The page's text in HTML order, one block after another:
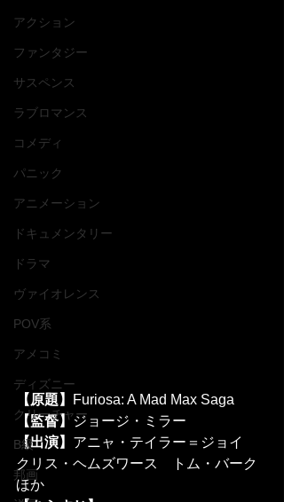
アクション
ファンタジー
サスペンス
ラブロマンス
コメディ
パニック
アニメーション
ドキュメンタリー
ドラマ
ヴァイオレンス
POV系
アメコミ
ディズニー
クリーチャー
B級
邦画
【原題】
Furiosa: A Mad Max Saga
【監督】ジョージ・ミラー
【出演】 アニャ・テイラー＝ジョイ
クリス・ヘムズワース　トム・バーク
ほか